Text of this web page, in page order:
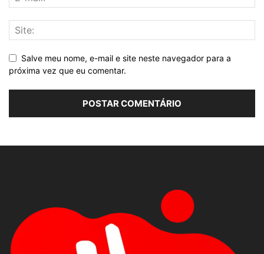
Salve meu nome, e-mail e site neste navegador para a
próxima vez que eu comentar.